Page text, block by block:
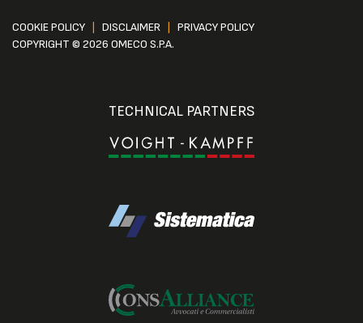
COOKIE POLICY DISCLAIMER
PRIVACY POLICY
COPYRIGHT © 2026 OMECO S.P.A.
TECHNICAL PARTNERS